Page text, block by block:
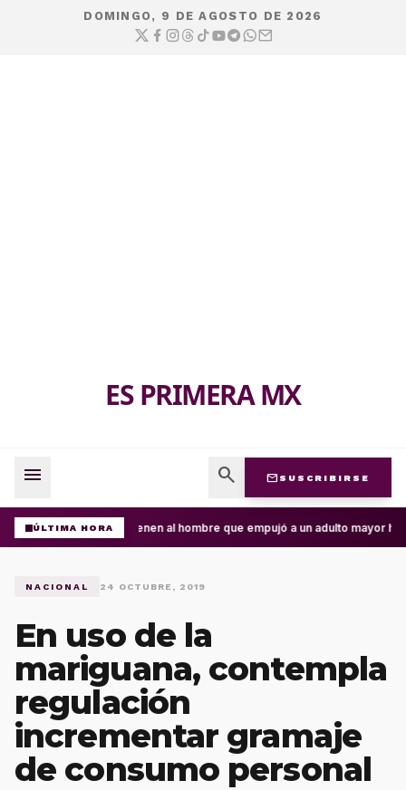
DOMINGO, 9 DE AGOSTO DE 2026
ES PRIMERA MX
menu search mail SUSCRIBIRSE
ÚLTIMA HORADetienen al hombre que empujó a un adulto mayor
NACIONAL 24 OCTUBRE, 2019
En uso de la
mariguana, contempla
regulación
incrementar gramaje
de consumo personal